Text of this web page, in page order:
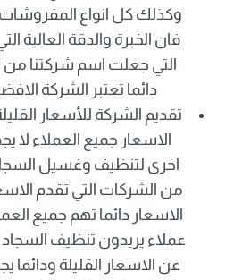
وكذلك كل انواع المفروشات
فان الخبرة والدقة العالية
التي جعلت اسم شركتنا من
دائما تعتبر الشركة
تقديم الشركة للأسعار
الاسعار جميع العملاء لا
اخرى لتنظيف وغسيل
من الشركات التي تقدم
الاسعار دائما تهم جميع
عملاء يريدون تنظيف
عن الاسعار القليلة ودائما